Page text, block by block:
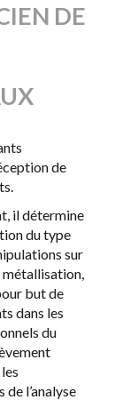
DE
de
il détermine
du type
sur
métallisation,
but de
dans les
du
l’analyse